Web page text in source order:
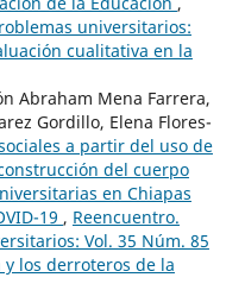
universitarios:
cualitativa en la
Abraham Mena Farrera,
Gordillo, Elena Flores-
a partir del uso de
del cuerpo
en Chiapas
19 , Reencuentro.
Vol. 35 Núm. 85
y los derroteros de la